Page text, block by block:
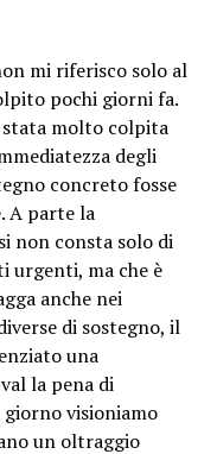
mi riferisco solo al
pochi giorni fa.
molto colpita
degli
concreto fosse
A parte la
non consta solo di
urgenti, ma che è
anche nei
di sostegno, il
una
la pena di
visioniamo
un oltraggio